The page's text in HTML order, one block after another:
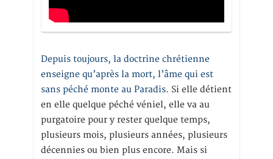
Depuis toujours, la doctrine chrétienne
enseigne qu’après la mort, l’âme qui est
sans péché monte au Paradis. Si elle détient
en elle quelque péché véniel, elle va au
purgatoire pour y rester quelque temps,
plusieurs mois, plusieurs années, plusieurs
décennies ou bien plus encore. Mais si